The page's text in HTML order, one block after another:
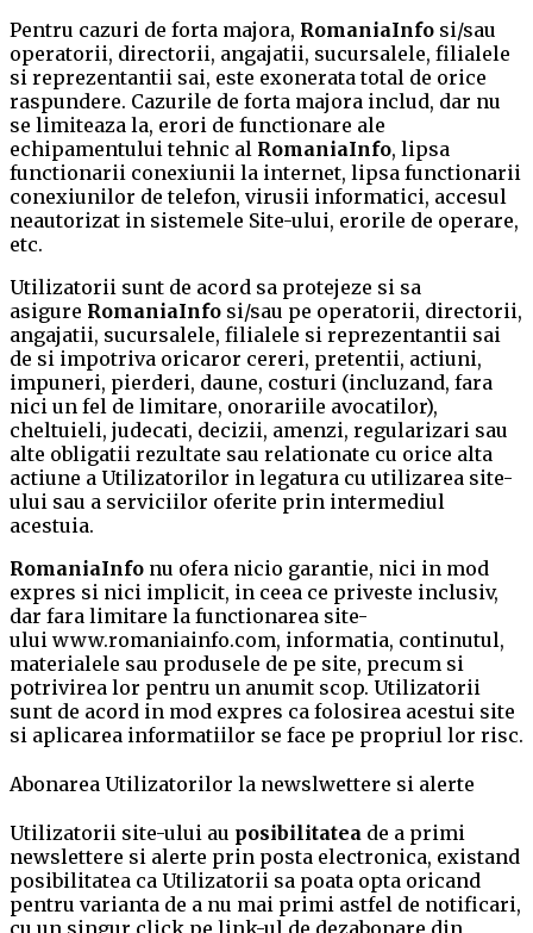
Pentru cazuri de forta majora, RomaniaInfo si/sau
operatorii, directorii, angajatii, sucursalele, filialele
si reprezentantii sai, este exonerata total de orice
raspundere. Cazurile de forta majora includ, dar nu
se limiteaza la, erori de functionare ale
echipamentului tehnic al RomaniaInfo, lipsa
functionarii conexiunii la internet, lipsa functionarii
conexiunilor de telefon, virusii informatici, accesul
neautorizat in sistemele Site-ului, erorile de operare,
etc.
Utilizatorii sunt de acord sa protejeze si sa
asigure RomaniaInfo si/sau pe operatorii, directorii,
angajatii, sucursalele, filialele si reprezentantii sai
de si impotriva oricaror cereri, pretentii, actiuni,
impuneri, pierderi, daune, costuri (incluzand, fara
nici un fel de limitare, onorariile avocatilor),
cheltuieli, judecati, decizii, amenzi, regularizari sau
alte obligatii rezultate sau relationate cu orice alta
actiune a Utilizatorilor in legatura cu utilizarea site-
ului sau a serviciilor oferite prin intermediul
acestuia.
RomaniaInfo nu ofera nicio garantie, nici in mod
expres si nici implicit, in ceea ce priveste inclusiv,
dar fara limitare la functionarea site-
ului www.romaniainfo.com, informatia, continutul,
materialele sau produsele de pe site, precum si
potrivirea lor pentru un anumit scop. Utilizatorii
sunt de acord in mod expres ca folosirea acestui site
si aplicarea informatiilor se face pe propriul lor risc.
Abonarea Utilizatorilor la newslwettere si alerte
Utilizatorii site-ului au posibilitatea de a primi
newslettere si alerte prin posta electronica, existand
posibilitatea ca Utilizatorii sa poata opta oricand
pentru varianta de a nu mai primi astfel de notificari,